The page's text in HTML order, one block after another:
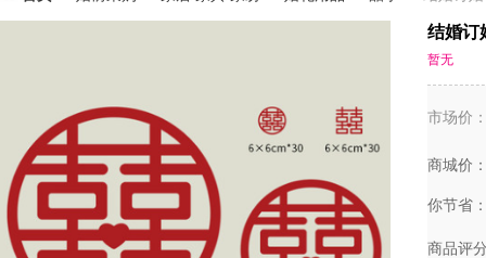
结婚订
暂无
市场价
商城价
你节省
商品评